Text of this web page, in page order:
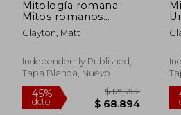
Mitología romana:
Mitos romanos
fascinantes sobre
dioses y diosas
criaturas mitológicas
Clayton, Matt
Independently Published,
Tapa Blanda, Nuevo